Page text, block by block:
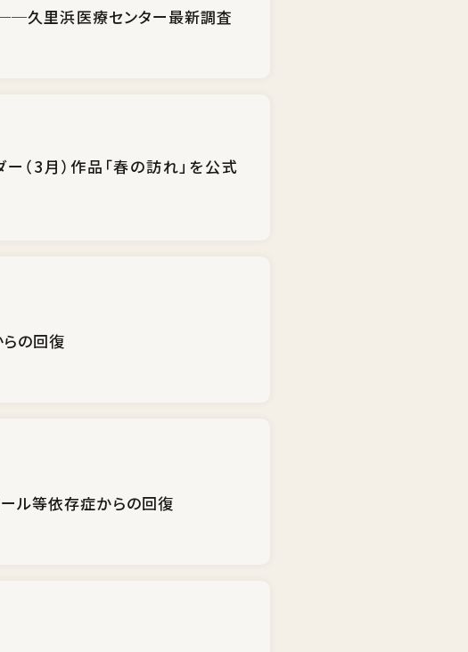
久里浜医療センター最新調査
（3月）作品「春の訪れ」を公式
の回復
ール等依存症からの回復